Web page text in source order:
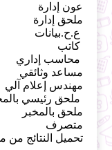
عون إدارة
ملحق إدارة
ع.ح.بيانات
كاتب
محاسب إداري
مساعد وثائقي
مهندس إعلام آلي
ملحق رئيسي
ملحق بالمخبر
متصرف
تحميل النتائج من